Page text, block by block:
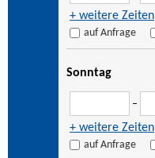
+ weitere Zeiten
auf Anfrage
Sonntag
–
+ weitere Zeiten
auf Anfrage